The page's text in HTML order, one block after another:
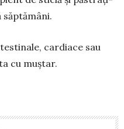
săptămâni.
cardiace sau
cu muştar.